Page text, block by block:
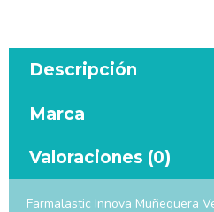
Descripción
Marca
Valoraciones (0)
Farmalastic Innova Muñequera